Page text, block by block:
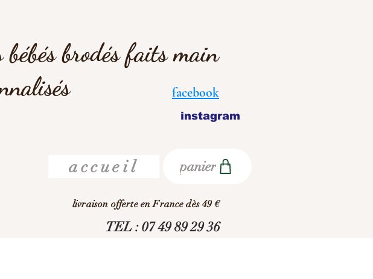
bébés brodés faits main
facebook
instagram
accueil panier
livraison offerte en France dès 49 €
TEL : 07 49 89 29 36